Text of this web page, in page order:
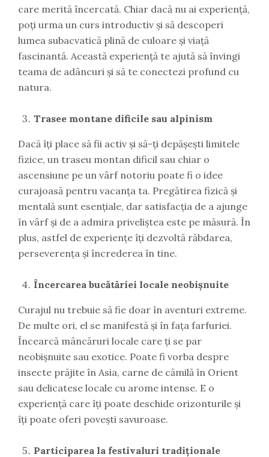
care merită încercată. Chiar dacă nu ai experiență,
poți urma un curs introductiv și să descoperi
lumea subacvatică plină de culoare și viață
fascinantă. Această experiență te ajută să învingi
teama de adâncuri și să te conectezi profund cu
natura.
Trasee montane dificile sau alpinism
Dacă îți place să fii activ și să-ți depășești limitele
fizice, un traseu montan dificil sau chiar o
ascensiune pe un vârf notoriu poate fi o idee
curajoasă pentru vacanța ta. Pregătirea fizică și
mentală sunt esențiale, dar satisfacția de a ajunge
în vârf și de a admira priveliștea este pe măsură. În
plus, astfel de experiențe îți dezvoltă răbdarea,
perseverența și încrederea în tine.
Încercarea bucătăriei locale neobișnuite
Curajul nu trebuie să fie doar în aventuri extreme.
De multe ori, el se manifestă și în fața farfuriei.
Încearcă mâncăruri locale care ți se par
neobișnuite sau exotice. Poate fi vorba despre
insecte prăjite în Asia, carne de cămilă în Orient
sau delicatese locale cu arome intense. E o
experiență care îți poate deschide orizonturile și
îți poate oferi povești savuroase.
Participarea la festivaluri tradiționale